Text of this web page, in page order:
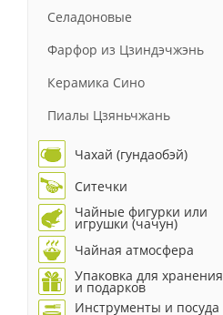
Селадоновые
Фарфор из Цзиндэчжэнь
Керамика Сино
Пиалы Цзяньчжань
Чахай (гундаобэй)
Ситечки
Чайные фигурки или
игрушки (чачун)
Чайная атмосфера
Упаковка для хранения
и подарков
Инструменты и посуда